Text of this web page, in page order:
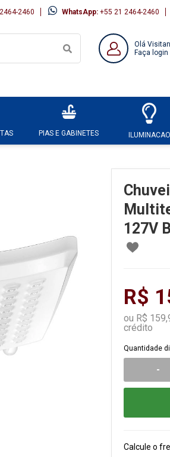
2460 WhatsApp: +55 21 2464-2460
Olá
Faça
PIAS E GABINETES ILUMINACAO
127V
R$
ou R$
crédito
Quantidade
-
Calcule o